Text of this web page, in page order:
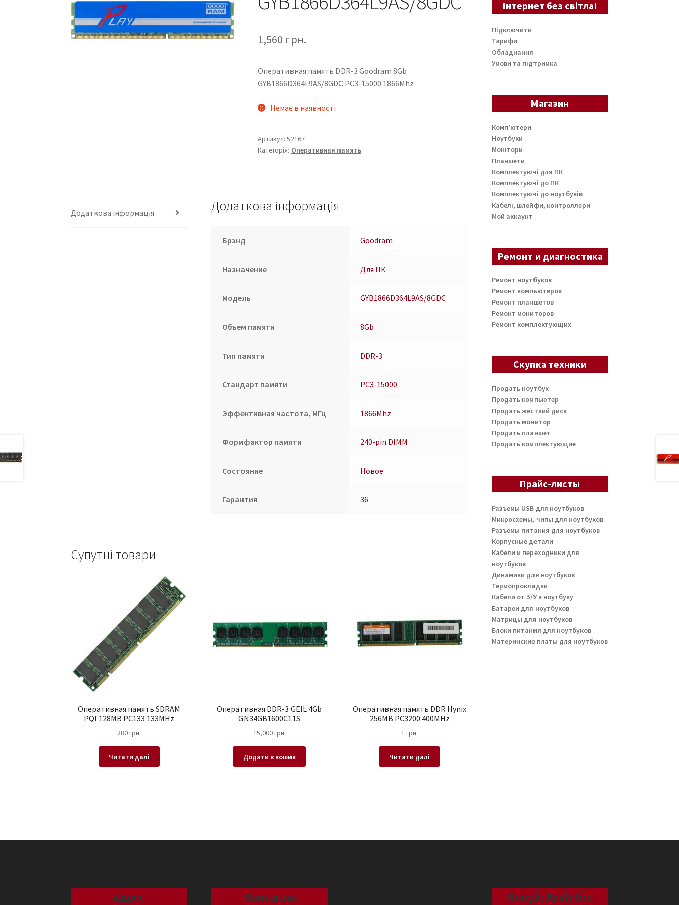
1,560 грн.
Оперативная память DDR-3 Goodram 8Gb
GYB1866D364L9AS/8GDC PC3-15000 1866Mhz
Немає в наявності
Артикул:52167
Категорія: Оперативная память
Додаткова інформація Додаткова інформація
Брэнд Goodram
Назначение Для ПК
Модель GYB1866D364L9AS/8GDC
Объем памяти 8Gb
Тип памяти DDR-3
Стандарт памяти PC3-15000
Эффективная частота, МГц 1866Mhz
Формфактор памяти 240-pin DIMM
Состояние Новое
Гарантия 36
Супутні товари
Оперативная память SDRAM
PQI 128MB PC133 133MHz
280грн.
Читати далі
Оперативная DDR-3 GEIL 4Gb
GN34GB1600C11S
15,000грн.
Додати в кошик
Оперативная память DDR Hynix
256MB PC3200 400MHz
1грн.
Читати далі
Інтернет без світла!
Підключити
Тарифи
Обладнання
Умови та підтримка
Магазин
Комп’ютери
Ноутбуки
Монітори
Планшети
Комплектуючі для ПК
Комплектуючі до ПК
Комплектуючі до ноутбуків
Кабелі, шлейфи, контроллери
Мой аккаунт
Ремонт и диагностика
Ремонт ноутбуков
Ремонт компьютеров
Ремонт планшетов
Ремонт мониторов
Ремонт комплектующих
Скупка техники
Продать ноутбук
Продать компьютер
Продать жесткий диск
Продать монитор
Продать планшет
Продать комплектующие
Прайс-листы
Разъемы USB для ноутбуков
Микросхемы, чипы для ноутбуков
Разъемы питания для ноутбуков
Корпусные детали
Кабели и переходники для
ноутбуков
Динамики для ноутбуков
Термопрокладки
Кабели от З/У к ноутбуку
Батареи для ноутбуков
Матрицы для ноутбуков
Блоки питания для ноутбуков
Материнские платы для ноутбуков
Адрес Контакты Google Analytics